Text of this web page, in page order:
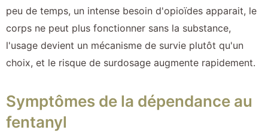
peu de temps, un intense besoin d'opioïdes apparait, le
corps ne peut plus fonctionner sans la substance,
l'usage devient un mécanisme de survie plutôt qu'un
choix, et le risque de surdosage augmente rapidement.
Symptômes de la dépendance au
fentanyl